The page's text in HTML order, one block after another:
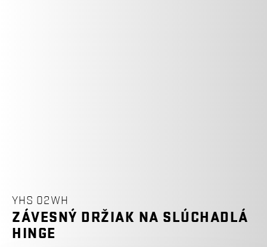
YHS 02WH
ZÁVESNÝ DRŽIAK NA SLÚCHADLÁ
HINGE